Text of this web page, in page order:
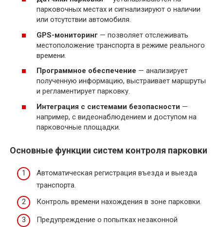
парковочных местах и сигнализируют о наличии
или отсутствии автомобиля.
GPS-мониторинг — позволяет отслеживать
местоположение транспорта в режиме реального
времени.
Программное обеспечение — анализирует
полученную информацию, выстраивает маршруты
и регламентирует парковку.
Интеграция с системами безопасности —
например, с видеонаблюдением и доступом на
парковочные площадки.
Основные функции систем контроля парковки
Автоматическая регистрация въезда и выезда
транспорта.
Контроль времени нахождения в зоне парковки.
Предупреждение о попытках незаконной